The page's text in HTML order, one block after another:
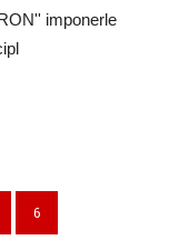
imponerle
6